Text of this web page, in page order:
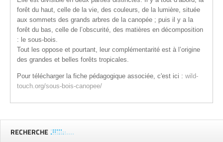
forêt du haut, celle de la vie, des couleurs, de la lumière, située
aux sommets des grands arbres de la canopée ; puis il y a la
forêt du bas, celle de l’obscurité, des matières en décomposition
: le sous-bois.
Tout les oppose et pourtant, leur complémentarité est à l’origine
des grandes et belles forêts tropicales.
Pour télécharger la fiche pédagogique associée, c'est ici : wild-
touch.org/sous-bois-canopee/
RECHERCHE